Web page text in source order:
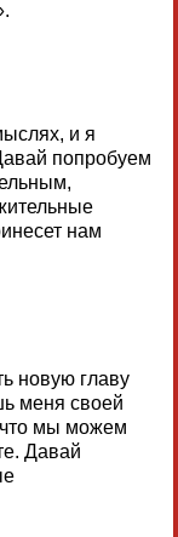
и я
попробуем
нам
новую главу
меня своей
что мы можем
Давай